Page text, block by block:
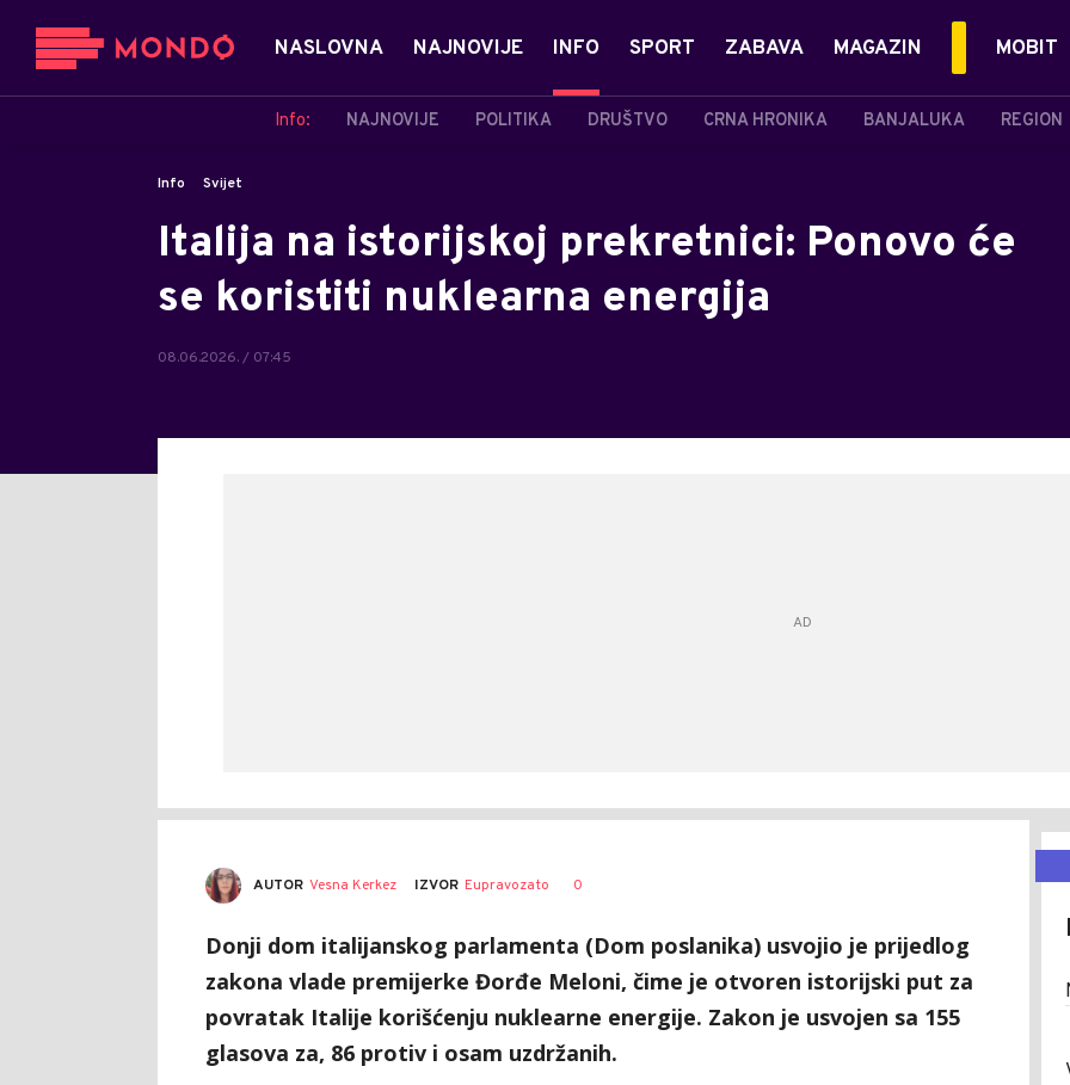
NASLOVNA NAJNOVIJE INFO
Info: NAJNOVIJE POLITIKA DRUŠTVO CRNA HRONIKA BANJALUKA REGION
SPORT ZABAVA MAGAZIN MOBIT
Info Svijet
Italija na istorijskoj prekretnici: Ponovo će
se koristiti nuklearna energija
08.06.2026. / 07:45
AUTOR Vesna Kerkez IZVOR Eupravozato 0
Donji dom italijanskog parlamenta (Dom poslanika) usvojio je prijedlog
zakona vlade premijerke Đorđe Meloni, čime je otvoren istorijski put za
povratak Italije korišćenju nuklearne energije. Zakon je usvojen sa 155
glasova za, 86 protiv i osam uzdržanih.